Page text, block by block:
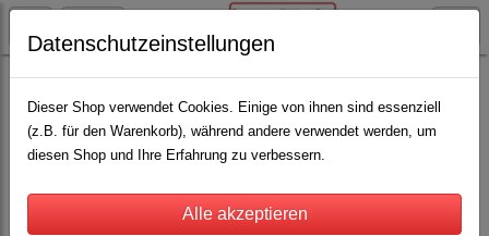
Schäfereibedarf Schafschermaschinen und Messer(3)
Sortierung wählen
Datenschutzeinstellungen
Dieser Shop verwendet Cookies. Einige von ihnen sind essenziell
(z.B. für den Warenkorb), während andere verwendet werden, um
diesen Shop und Ihre Erfahrung zu verbessern.